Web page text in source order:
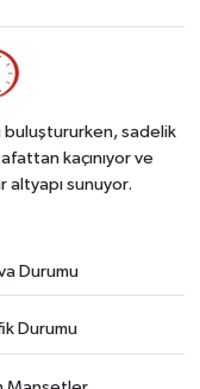
sadelik
kaçınıyor ve
altyapı sunuyor.
Durumu
Durumu